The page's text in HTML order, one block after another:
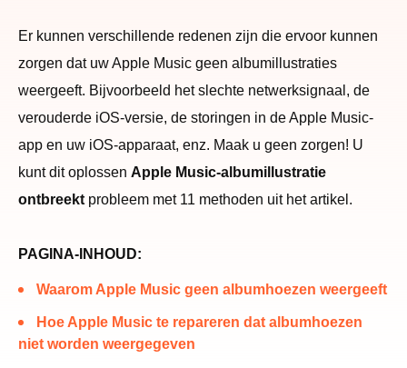
Er kunnen verschillende redenen zijn die ervoor kunnen
zorgen dat uw Apple Music geen albumillustraties
weergeeft. Bijvoorbeeld het slechte netwerksignaal, de
verouderde iOS-versie, de storingen in de Apple Music-
app en uw iOS-apparaat, enz. Maak u geen zorgen! U
kunt dit oplossen Apple Music-albumillustratie
ontbreekt probleem met 11 methoden uit het artikel.
PAGINA-INHOUD:
Waarom Apple Music geen albumhoezen weergeeft
Hoe Apple Music te repareren dat albumhoezen
niet worden weergegeven